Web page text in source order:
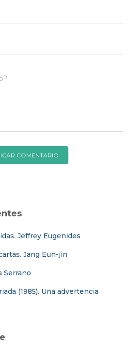
Jeffrey Eugenides
Jang Eun-jin
Serrano
(1985). Una advertencia